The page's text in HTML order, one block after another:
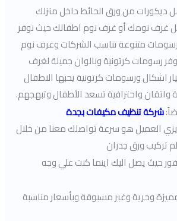
ديكورات من ورق الحائط داخل منزلك
غرف نومك أو غرف نوم اطفالك حيث نوفر
متنوعة تناسب الشركات وغرف نوم
رسومات كرتونية وبالوان جميلة لغرف
اشكال ورسومات كرتونية يحبها الاطفال
واتقان واحترافية تسعد الأطفال وتبهجهم.
شركة تنظيف مكيفات بجدة
العميل هو سرعة تواصلك معنا من خلال
تركيب ورق جدران
حيث يصل اليك اينما كنت علي وجه
وحرية وغير مسبوقة وبأسعار مناسبة